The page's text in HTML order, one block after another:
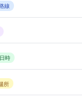
線
時
所